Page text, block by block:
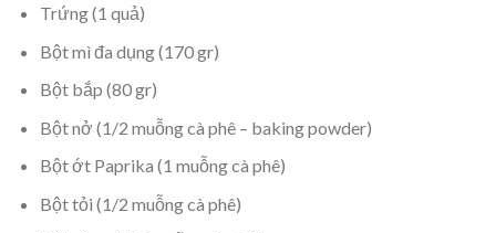
Trứng (1 quả)
Bột mì đa dụng (170 gr)
Bột bắp (80 gr)
Bột nở (1/2 muỗng cà phê – baking powder)
Bột ớt Paprika (1 muỗng cà phê)
Bột tỏi (1/2 muỗng cà phê)